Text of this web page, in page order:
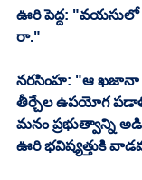
ఊరి పెద్ద:
రా."
నరసింహ: "ఆ ఖజానా
తీర్చేల ఉపయోగ పడాలి
మనం ప్రభుత్వాన్ని
ఊరి భవిష్యత్తుకి